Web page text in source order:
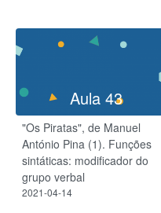
Aula 43
"Os Piratas", de Manuel
António Pina (1). Funções
sintáticas: modificador do
grupo verbal
2021-04-14